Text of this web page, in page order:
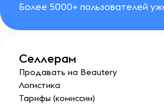
Более 5000+ пользователей
Селлерам
Продавать на Beautery
Логистика
Тарифы (комиссии)